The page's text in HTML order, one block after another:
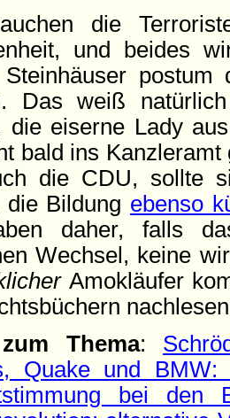
die
und beides
postum
Das weiß
die eiserne Lady
bald ins
die CDU, sollte
die Bildung ebenso
daher, falls
Wechsel, keine
Amokläufer
Thema:
Quake und BMW:
bei den